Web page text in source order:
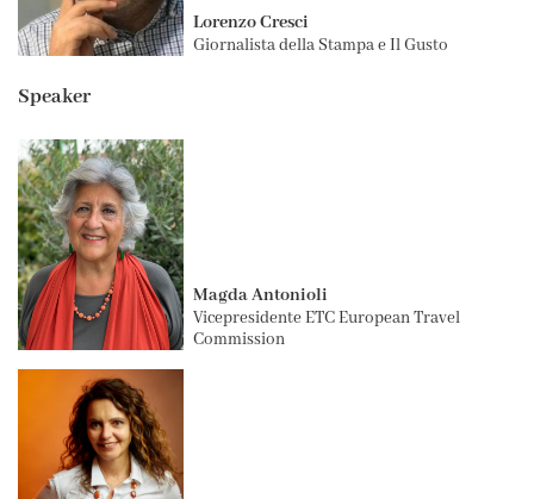
Lorenzo Cresci
Giornalista della Stampa e Il Gusto
Speaker
Magda Antonioli
Vicepresidente ETC European Travel
Commission